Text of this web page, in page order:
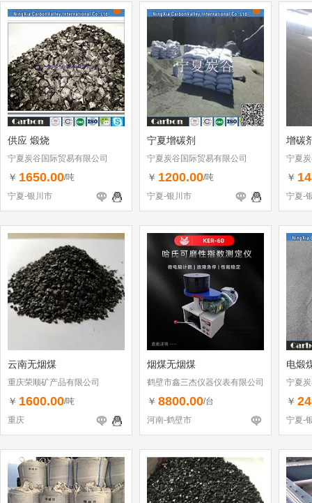
供应 煅烧
宁夏炭谷国际贸易有限公司
￥ 1650.00/吨
宁夏-银川市
宁夏增碳剂
宁夏炭谷国际贸易有限公司
￥ 1200.00/吨
宁夏-银川市
增碳
宁夏
￥
宁夏-
云南无烟煤
重庆荣顺矿产品有限公司
￥ 1600.00/吨
重庆
烟煤无烟煤
鹤壁市鑫三杰仪器仪表有限公司
￥ 8800.00/台
河南-鹤壁市
电煅
宁夏
￥
宁夏-